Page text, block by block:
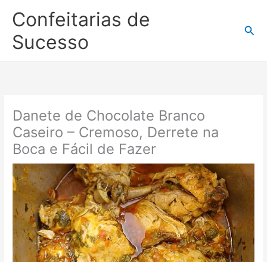
para
conteúdo
Confeitarias de
Sucesso
Danete de Chocolate Branco
Caseiro – Cremoso, Derrete na
Boca e Fácil de Fazer